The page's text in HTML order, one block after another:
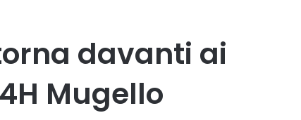
davanti ai
Mugello